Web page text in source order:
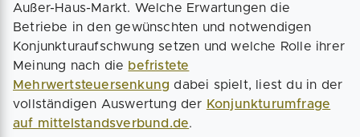
Außer-Haus-Markt. Welche Erwartungen die
Betriebe in den gewünschten und notwendigen
Konjunkturaufschwung setzen und welche Rolle ihrer
Meinung nach die befristete
Mehrwertsteuersenkung dabei spielt, liest du in der
vollständigen Auswertung der Konjunkturumfrage
auf mittelstandsverbund.de.